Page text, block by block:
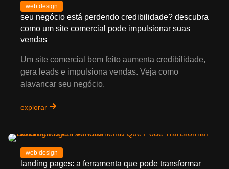
web design
seu negócio está perdendo credibilidade? descubra
como um site comercial pode impulsionar suas
vendas
Um site comercial bem feito aumenta credibilidade,
gera leads e impulsiona vendas. Veja como
alavancar seu negócio.
explorar
web design
landing pages: a ferramenta que pode transformar